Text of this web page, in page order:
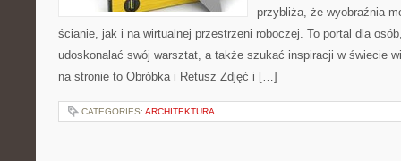
przybliża, że wyobraźnia
ścianie, jak i na wirtualnej przestrzeni roboczej. To portal dla
udoskonalać swój warsztat, a także szukać inspiracji w świecie
na stronie to Obróbka i Retusz Zdjęć i […]
CATEGORIES: ARCHITEKTURA